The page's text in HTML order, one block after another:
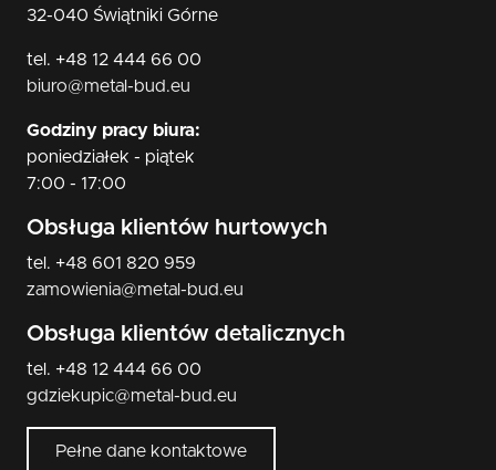
32-040 Świątniki Górne
tel. +48 12 444 66 00
biuro@metal-bud.eu
Godziny pracy biura:
poniedziałek - piątek
7:00 - 17:00
Obsługa klientów hurtowych
tel. +48 601 820 959
zamowienia@metal-bud.eu
Obsługa klientów detalicznych
tel. +48 12 444 66 00
gdziekupic@metal-bud.eu
Pełne dane kontaktowe